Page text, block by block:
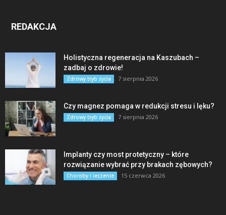
REDAKCJA
Holistyczna regeneracja na Kaszubach –
zadbaj o zdrowie!
Zdrowy tryb życia 7 sierpnia 2026
Czy magnez pomaga w redukcji stresu i lęku?
Zdrowy tryb życia 7 sierpnia 2026
Implanty czy most protetyczny – które
rozwiązanie wybrać przy brakach zębowych?
Choroby i leczenie 15 czerwca 2026